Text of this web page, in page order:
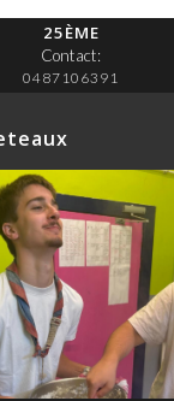
25ÈME
Contact:
0487106391